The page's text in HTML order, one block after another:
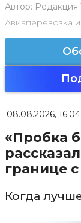
Автор: Редакция
Авиаперевозка
08.08.2026, 16:04
«Пробка
границе
Когда